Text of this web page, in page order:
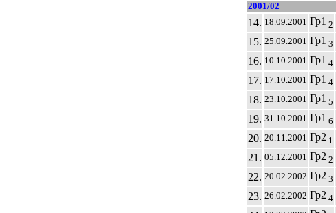
2001/02
14. 18.09.2001 Гр1 2
15. 25.09.2001 Гр1 3
16. 10.10.2001 Гр1 4
17. 17.10.2001 Гр1 4
18. 23.10.2001 Гр1 5
19. 31.10.2001 Гр1 6
20. 20.11.2001 Гр21
21. 05.12.2001 Гр22
22. 20.02.2002 Гр23
23. 26.02.2002 Гр24